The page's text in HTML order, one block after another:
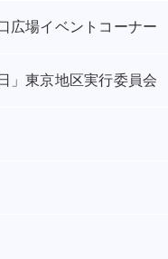
広場イベントコーナー
」東京地区実行委員会